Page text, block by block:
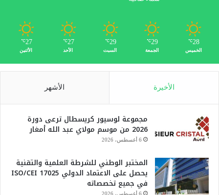
28
℃
الخميس
29
℃
الجمعة
29
℃
السبت
27
℃
الأحد
27
℃
الأثنين
الأخيرة الأشهر
مجموعة لوسيور كريسطال ترعى دورة
2026 من موسم مولاي عبد الله أمغار
6 أغسطس، 2026
المختبر الوطني للشرطة العلمية والتقنية
يحصل على الاعتماد الدولي ISO/CEI 17025
في جميع تخصصاته
6 أغسطس، 2026